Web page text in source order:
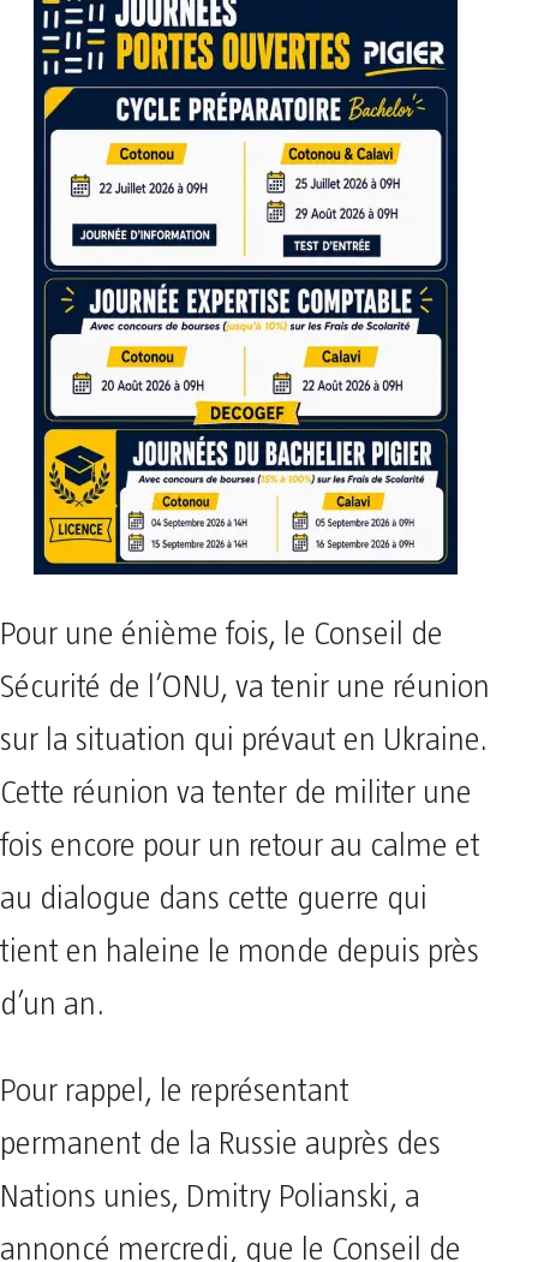
Pour une énième fois, le Conseil de
Sécurité de l’ONU, va tenir une réunion
sur la situation qui prévaut en Ukraine.
Cette réunion va tenter de militer une
fois encore pour un retour au calme et
au dialogue dans cette guerre qui
tient en haleine le monde depuis près
d’un an.
Pour rappel, le représentant
permanent de la Russie auprès des
Nations unies, Dmitry Polianski, a
annoncé mercredi, que le Conseil de